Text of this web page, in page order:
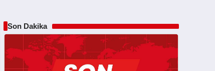
Son Dakika